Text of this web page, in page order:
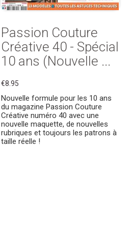
Passion Couture
Créative 40 - Spécial
10 ans (Nouvelle ...
€8.95
Nouvelle formule pour les 10 ans
du magazine Passion Couture
Créative numéro 40 avec une
nouvelle maquette, de nouvelles
rubriques et toujours les patrons à
taille réelle !